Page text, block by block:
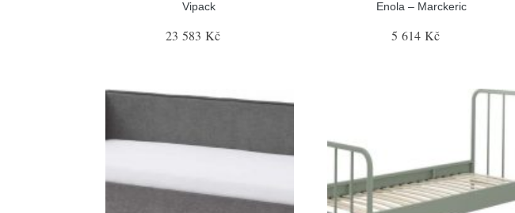
Vipack
23 583 Kč
Enola – Marckeric
5 614 Kč